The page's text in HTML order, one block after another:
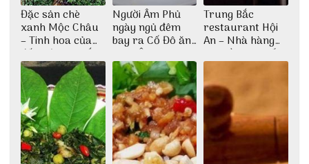
Đặc sản chè
xanh Mộc Châu
– Tinh hoa của
đất trời Tây Bắc
Người Âm Phủ
ngày ngủ đêm
bay ra Cố Đô ăn
Cơm Âm Phủ
Huế
Trung Bắc
restaurant Hội
An – Nhà hàng
cao lầu có thiết
kế vô cùng ấn
tượng giữa lòng
phố Hội